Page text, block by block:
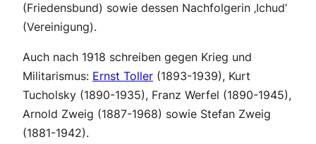
(Friedensbund) sowie dessen Nachfolgerin ‚Ichud‘
(Vereinigung).
Auch nach 1918 schreiben gegen Krieg und
Militarismus: Ernst Toller (1893-1939), Kurt
Tucholsky (1890-1935), Franz Werfel (1890-1945),
Arnold Zweig (1887-1968) sowie Stefan Zweig
(1881-1942).